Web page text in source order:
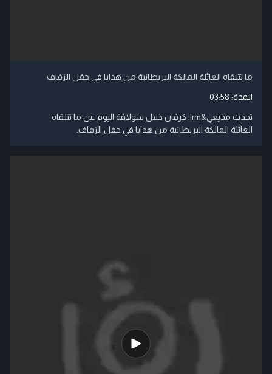
ما تتلقاه العائلة المالكة البريطانية من هدايا في حفل الزفاف
المدة: 03:58
تحدث مذيعي‬&lrm; كرفان خلال سولافة اليوم عن ما تتلقاه
العائلة المالكة البريطانية من هدايا في حفل الزفاف.